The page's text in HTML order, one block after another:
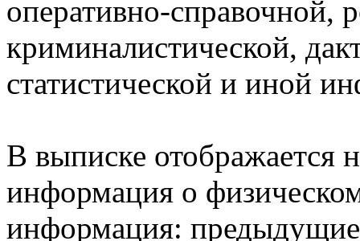
оперативно-справочной,
криминалистической,
статистической и иной
В выписке отображается
информация о
информация: